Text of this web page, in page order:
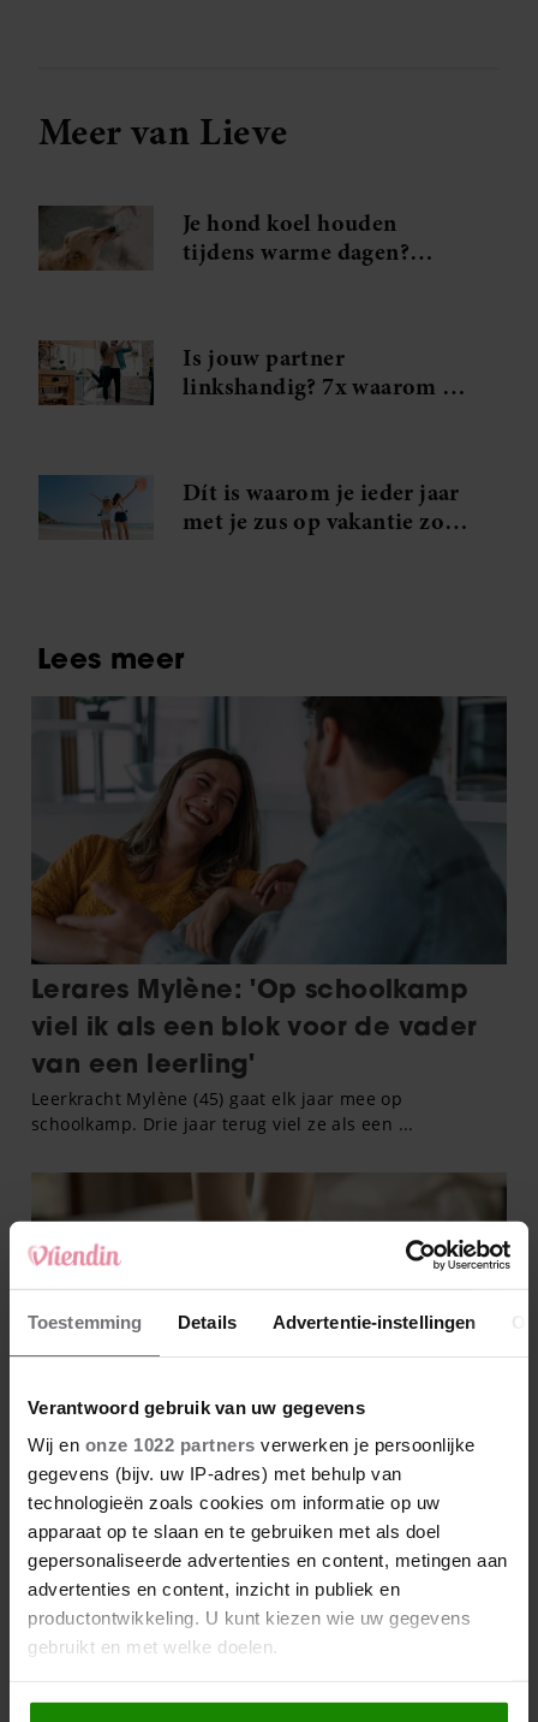
Toestemming Details Advertentie-instellingen
Verantwoord gebruik van uw gegevens
Wij en onze 1022 partners verwerken je persoonlijke
gegevens (bijv. uw IP-adres) met behulp van
technologieën zoals cookies om informatie op uw
apparaat op te slaan en te gebruiken met als doel
gepersonaliseerde advertenties en content, metingen aan
advertenties en content, inzicht in publiek en
productontwikkeling. U kunt kiezen wie uw gegevens
gebruikt en met welke doelen.
Als u het toestaat, willen we ook graag:
Meer van Lieve
Je hond koel houden
tijdens warme dagen?
Is jouw partner
linkshandig? 7x waarom je
Dít is waarom je ieder jaar
met je zus op vakantie zou